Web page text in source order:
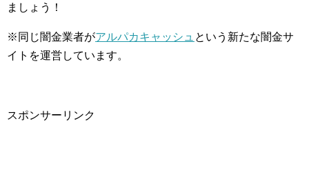
ましょう！
※同じ闇金業者がアルパカキャッシュ という新たな闇金サ
イトを運営しています。
スポンサーリンク